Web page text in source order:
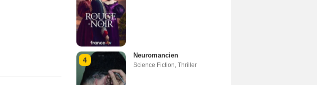
4
Neuromancien
Science Fiction Thriller